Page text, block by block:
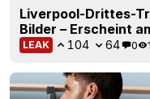
Liverpool-Drittes-
Bilder – Erscheint
LEAK 104 64 0